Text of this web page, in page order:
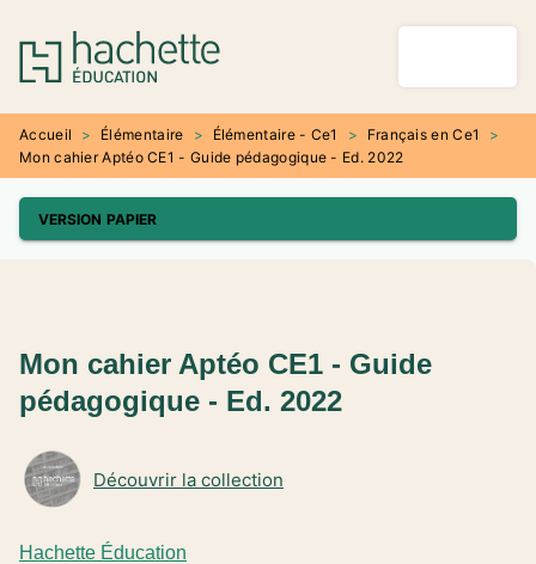
MENU RECHERCHE
PIED DE PAGE
Accueil > Élémentaire > Élémentaire - Ce1 > Français en Ce1
>
Mon cahier Aptéo CE1 - Guide pédagogique - Ed. 2022
VERSION PAPIER
Hachette Éducation
Découvrir la collection
Mon cahier Aptéo CE1 - Guide
pédagogique - Ed. 2022